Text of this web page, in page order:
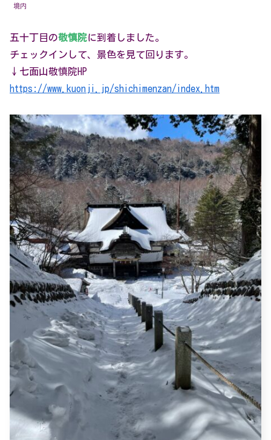
境内
五十丁目の敬慎院に到着しました。
チェックインして、景色を見て回ります。
↓七面山敬慎院HP
https://www.kuonji.jp/shichimenzan/index.htm